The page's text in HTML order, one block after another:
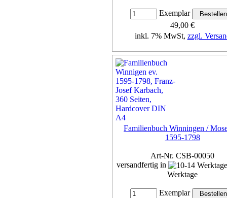
Exemplar
49,00 €
inkl. 7% MwSt, zzgl.
Details...
Familienbuch Winningen /
1595-1798
Art-Nr. CSB-00050
versandfertig in
Werktage
Exemplar